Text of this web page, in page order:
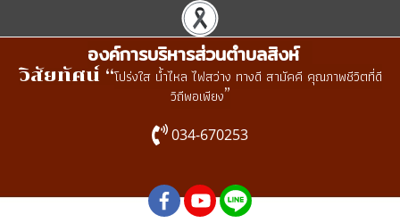
องค์การบริหารส่วนตำบลสิงห์
วิสัยทัศน์ “โปร่งใส น้ำไหล ไฟสว่าง ทางดี สามัคคี คุณภาพชีวิตที่ดี
วิถีพอเพียง”
034-670253